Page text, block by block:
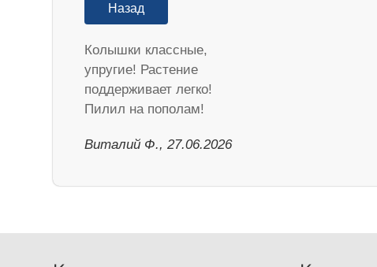
Назад
Колышки классные,
упругие! Растение
поддерживает легко!
Пилил на пополам!
Виталий Ф., 27.06.2026